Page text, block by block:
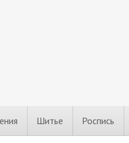
Шитье Роспись